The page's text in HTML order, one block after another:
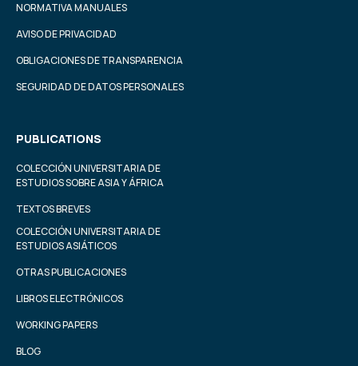
NORMATIVA MANUALES
AVISO DE PRIVACIDAD
OBLIGACIONES DE TRANSPARENCIA
SEGURIDAD DE DATOS PERSONALES
PUBLICATIONS
COLECCIÓN UNIVERSITARIA DE
ESTUDIOS SOBRE ASIA Y ÁFRICA
TEXTOS BREVES
COLECCIÓN UNIVERSITARIA DE
ESTUDIOS ASIÁTICOS
OTRAS PUBLICACIONES
LIBROS ELECTRÓNICOS
WORKING PAPERS
BLOG